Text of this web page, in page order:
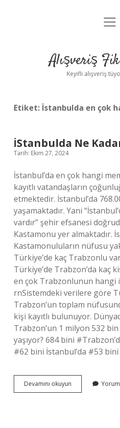
Yasal
Alışveriş
Keyifli alışveriş
Etiket: İstanbulda en çok
İStanbulda Ne
Tarih: Ekim 27, 2024
İstanbul’da en çok hangi
kayıtlı vatandaşların
etmektedir. İstanbul’da
yaşamaktadır. Yani
vardır” şehir efsanesi
Kastamonu yer almaktadır.
Kastamonuluların nüfusu
Türkiye’de kaç Trabzonlu
Türkiye’de Trabzon’da kaç
en çok Trabzonlunun hangi
rnSistemdeki verilere göre
Trabzon’un toplam
kişi kayıtlı bulunuyor.
Trabzon’un 1 milyon 532
yaşıyor? 684 bini
#62 bini İstanbul’da #53
Devamını okuyun İStanbulda
Ne